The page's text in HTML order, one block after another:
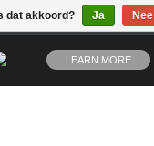
LEARN MORE
dat akkoord? Ja Nee